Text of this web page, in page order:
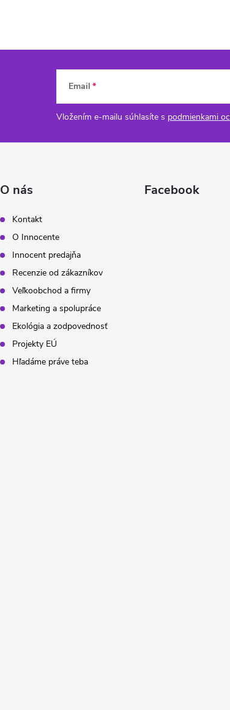
Email
Vložením e-mailu súhlasíte s podmienkami
O nás
Kontakt
O Innocente
Innocent predajňa
Recenzie od zákazníkov
Veľkoobchod a firmy
Marketing a spolupráce
Ekológia a zodpovednosť
Projekty EÚ
Hľadáme práve teba
Facebook